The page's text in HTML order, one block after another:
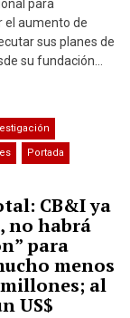
para
el aumento de
sus planes de
su fundación…
Portada
CB&I ya
no habrá
para
menos
millones; al
US$